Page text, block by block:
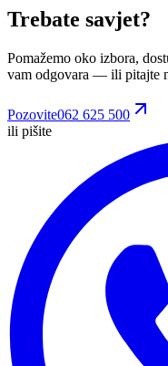
Trebate savjet?
Pomažemo oko izbora,
vam odgovara — ili pitajte
Pozovite062 625 500
ili pišite